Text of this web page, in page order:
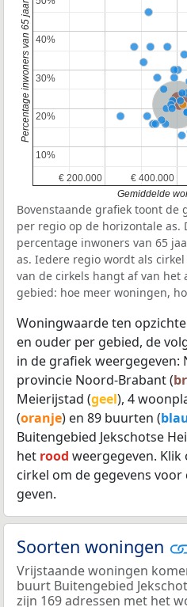
Provincie
€ 200.000
€ 200.000 € 400.000
€ 400.000
10%
10%
20%
20%
30%
30%
40%
40%
Gemiddelde
Percentage inwoners van 65 jaar en ouder
Bovenstaande grafiek toont
per regio op de horizontale as.
percentage inwoners van 65
as. Iedere regio wordt als
van de cirkels hangt af van het
gebied: hoe meer woningen,
Woningwaarde ten
en ouder per gebied, de
in de grafiek weergegeven:
provincie Noord-Brabant (
Meierijstad (geel), 4
(oranje) en 89 buurten (
Buitengebied Jekschotse
het rood weergegeven. Klik
cirkel om de gegevens
geven.
Soorten woningen
Vrijstaande woningen
buurt Buitengebied
zijn 169 adressen met het